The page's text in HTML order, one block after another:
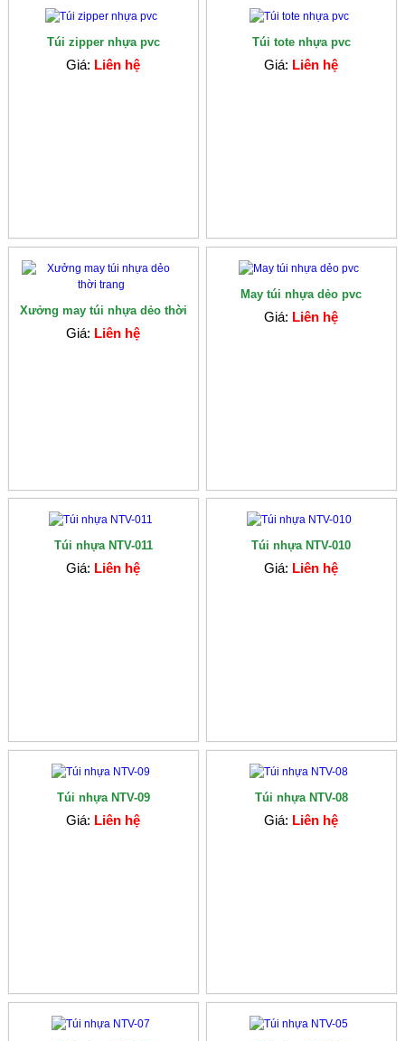
Túi zipper nhựa pvc
Giá: Liên hệ
Túi tote nhựa pvc
Giá: Liên hệ
Xưởng may túi nhựa dẻo thời
trang
Giá: Liên hệ
May túi nhựa dẻo pvc
Giá: Liên hệ
Túi nhựa NTV-011
Giá: Liên hệ
Túi nhựa NTV-010
Giá: Liên hệ
Túi nhựa NTV-09
Giá: Liên hệ
Túi nhựa NTV-08
Giá: Liên hệ